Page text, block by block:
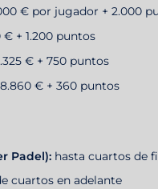
€ por jugador + 2.000
€ + 1.200 puntos
€ + 750 puntos
8.860 € + 360 puntos
Padel): hasta cuartos de
cuartos en adelante